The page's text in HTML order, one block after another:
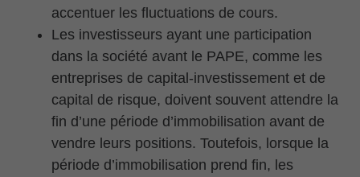
accentuer les fluctuations de cours.
Les investisseurs ayant une participation
dans la société avant le PAPE, comme les
entreprises de capital-investissement et de
capital de risque, doivent souvent attendre la
fin d’une période d’immobilisation avant de
vendre leurs positions. Toutefois, lorsque la
période d’immobilisation prend fin, les